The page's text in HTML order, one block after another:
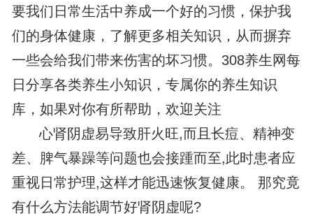
要我们日常生活中养成一个好的习惯，保护我
们的身体健康，了解更多相关知识，从而摒弃
一些会给我们带来伤害的坏习惯。308养生网每
日分享各类养生小知识，专属你的养生知识
库，如果对你有所帮助，欢迎关注
心肾阴虚易导致肝火旺,而且长痘、精神变
差、脾气暴躁等问题也会接踵而至,此时患者应
重视日常护理,这样才能迅速恢复健康。 那究竟
有什么方法能调节好肾阴虚呢?